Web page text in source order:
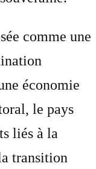
comme une
économie
le pays
liés à la
transition